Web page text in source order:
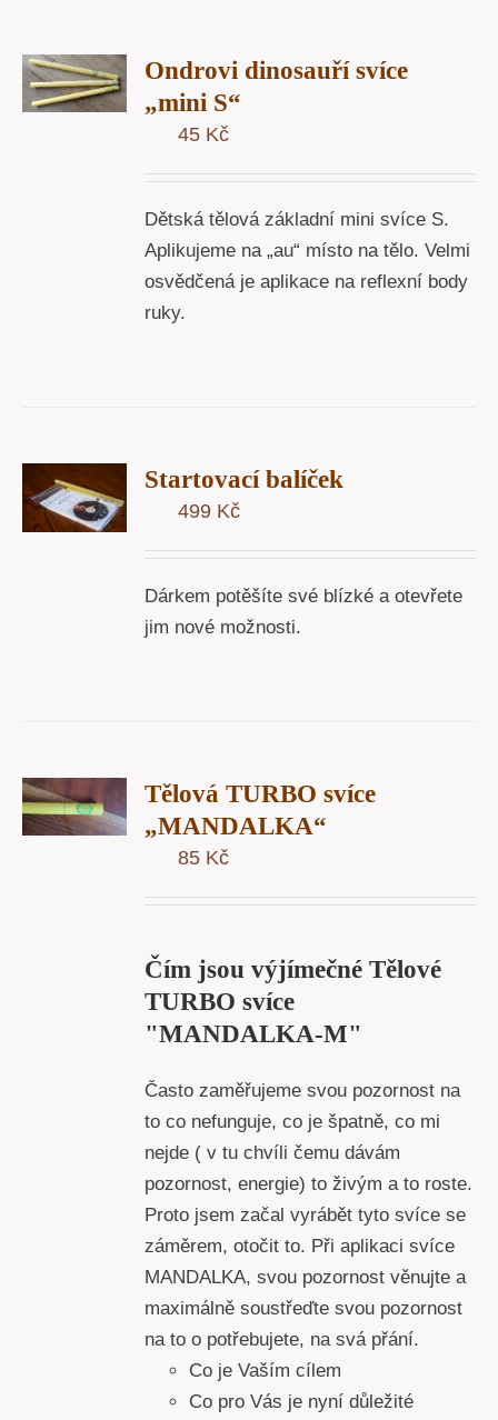
Ondrovi dinosauří svíce
„mini S“
45 Kč
Dětská tělová základní mini svíce S.
Aplikujeme na „au“ místo na tělo. Velmi
osvědčená je aplikace na reflexní body
ruky.
Startovací balíček
499 Kč
Dárkem potěšíte své blízké a otevřete
jim nové možnosti.
Tělová TURBO svíce
„MANDALKA“
85 Kč
Čím jsou výjímečné Tělové
TURBO svíce
"MANDALKA-M"
Často zaměřujeme svou pozornost na
to co nefunguje, co je špatně, co mi
nejde ( v tu chvíli čemu dávám
pozornost, energie) to živým a to roste.
Proto jsem začal vyrábět tyto svíce se
záměrem, otočit to. Při aplikaci svíce
MANDALKA, svou pozornost věnujte a
maximálně soustřeďte svou pozornost
na to o potřebujete, na svá přání.
Co je Vaším cílem
Co pro Vás je nyní důležité